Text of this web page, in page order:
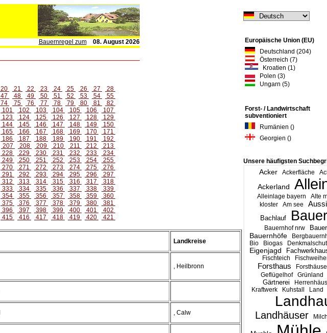
Bauernregel zum
08. August 2026
Europäische Union (EU)
Deutschland (204)
Österreich (7)
Kroatien (1)
Polen (3)
Ungarn (5)
Forst- / Landwirtschaft
subventioniert
Rumänien ()
Georgien ()
Unsere häufigsten
Acker Ackerfläche
Ackerland
Alleinlage bayern
Alte
kloster
Am see
Bachlauf
Bauernhof nrw
Bauernhöfe
Bio
Biogas
Eigenjagd
Fischteich
Forsthaus
Geflügelhof
Grünland
Gärtnerei
Kraftwerk
Kuhstall Land
Landhäuser
20 21 22 23 24 25 26 27
28
47 48 49 50 51 52 53 54
55
74 75 76 77 78 79 80 81
82
101 102 103 104 105 106
107
123 124 125 126 127 128
129
144 145 146 147 148 149
150
165 166 167 168 169 170
171
186 187 188 189 190 191
192
207 208 209 210 211 212
213
228 229 230 231 232 233
234
249 250 251 252 253 254
255
270 271 272 273 274 275
276
291 292 293 294 295 296
297
312 313 314 315 316 317
318
333 334 335 336 337 338
339
354 355 356 357 358 359
360
375 376 377 378 379 380
381
396 397 398 399 400 401
402
415 416 417 418 419 420 421
Landkreise
, Heilbronn
, Calw